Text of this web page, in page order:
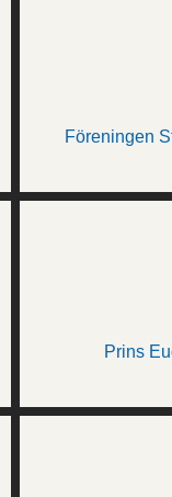
Föreningen
Prins